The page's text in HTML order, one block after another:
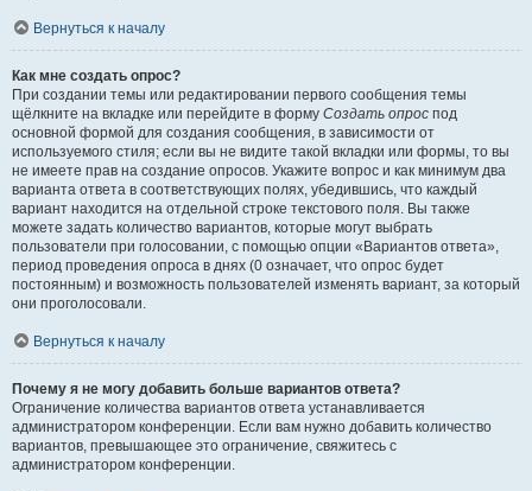
Вернуться к началу
Как мне создать опрос?
При создании темы или редактировании первого сообщения темы
щёлкните на вкладке или перейдите в форму Создать опрос под
основной формой для создания сообщения, в зависимости от
используемого стиля; если вы не видите такой вкладки или формы, то вы
не имеете прав на создание опросов. Укажите вопрос и как минимум два
варианта ответа в соответствующих полях, убедившись, что каждый
вариант находится на отдельной строке текстового поля. Вы также
можете задать количество вариантов, которые могут выбрать
пользователи при голосовании, с помощью опции «Вариантов ответа»,
период проведения опроса в днях (0 означает, что опрос будет
постоянным) и возможность пользователей изменять вариант, за который
они проголосовали.
Вернуться к началу
Почему я не могу добавить больше вариантов ответа?
Ограничение количества вариантов ответа устанавливается
администратором конференции. Если вам нужно добавить количество
вариантов, превышающее это ограничение, свяжитесь с
администратором конференции.